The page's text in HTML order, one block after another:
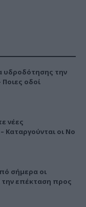
υδροδότησης την
Ποιες οδοί
νέες
Καταργούνται οι Νο
σήμερα οι
την επέκταση προς